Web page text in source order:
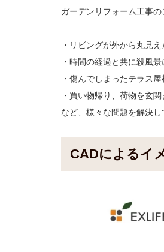
ガーデンリフォーム工事の
・リビングが外から丸見
・時間の経過と共に殺風
・傷んでしまったテラス屋
・買い物帰り、荷物を玄
など、様々な問題を解決し
CADによるイ